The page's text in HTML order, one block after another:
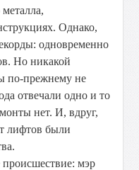
Однако,
одновременно
Но никакой
по-прежнему не
отвечали одно и то
нет. И, вдруг,
лифтов были
мэр